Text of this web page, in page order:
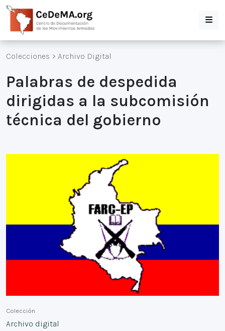
Colecciones > Archivo Digital
Palabras de despedida
dirigidas a la subcomisión
técnica del gobierno
Colección
Archivo digital